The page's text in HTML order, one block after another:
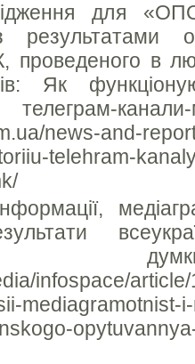
для
результатами
проведеного в
Як
news-and-
telehram-
infospace/
mediagramotnist-